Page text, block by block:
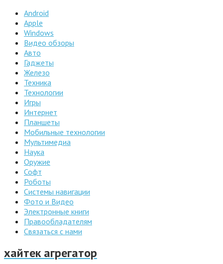
Android
Apple
Windows
Видео обзоры
Авто
Гаджеты
Железо
Техника
Технологии
Игры
Интернет
Планшеты
Мобильные технологии
Мультимедиа
Наука
Оружие
Софт
Роботы
Системы навигации
Фото и Видео
Электронные книги
Правообладателям
Связаться с нами
хайтек агрегатор